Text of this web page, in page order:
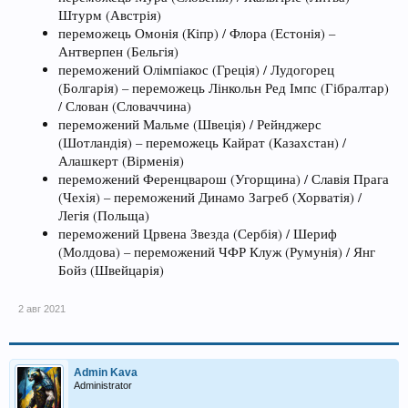
Штурм (Австрія)
переможець Омонія (Кіпр) / Флора (Естонія) –
Антверпен (Бельгія)
переможений Олімпіакос (Греція) / Лудогорец
(Болгарія) – переможець Лінкольн Ред Імпс (Гібралтар)
/ Слован (Словаччина)
переможений Мальме (Швеція) / Рейнджерс
(Шотландія) – переможець Кайрат (Казахстан) /
Алашкерт (Вірменія)
переможений Ференцварош (Угорщина) / Славія Прага
(Чехія) – переможений Динамо Загреб (Хорватія) /
Легія (Польща)
переможений Црвена Звезда (Сербія) / Шериф
(Молдова) – переможений ЧФР Клуж (Румунія) / Янг
Бойз (Швейцарія)
2 авг 2021
Admin Kava
Administrator